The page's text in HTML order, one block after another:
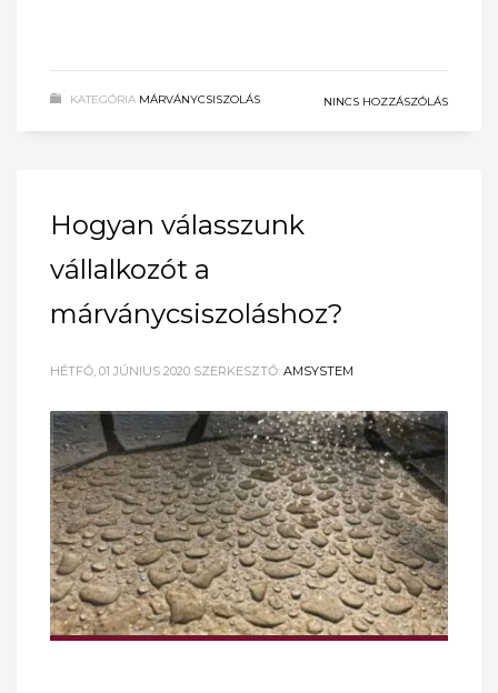
KATEGÓRIA MÁRVÁNYCSISZOLÁS NINCS HOZZÁSZÓLÁS
Hogyan válasszunk
vállalkozót a
márványcsiszoláshoz?
HÉTFŐ, 01 JÚNIUS 2020 SZERKESZTŐ: AMSYSTEM